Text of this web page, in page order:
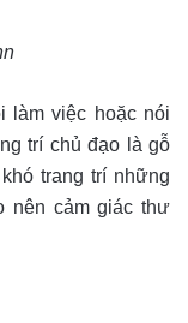
làm việc hoặc nói
trí chủ đạo là gỗ
trang trí những
nên cảm giác thư